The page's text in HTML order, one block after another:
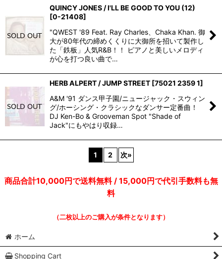
QUINCY JONES / I'LL BE GOOD TO YOU (12)
[0-21408]
"QWEST '89 Feat. Ray Charles、Chaka Khan. 御
大が80年代の締めくくりに大御所を招いて製作し
た「鉄板」人気R&B！！ ピアノと美しいメロディ
が心を打つ良い曲で…
HERB ALPERT / JUMP STREET [75021 2359 1]
A&M '91 ダンス甲子園/ニュージャック・スウィン
グ/ホーシング・クラシックなダンサー定番曲！
DJ Ken-Bo & Grooveman Spot "Shade of
Jack"にもやはり収録…
1 2 次»
商品合計10,000円で送料無料 / 15,000円で代引手数料も無
料
（二枚以上のご購入が条件となります）
ホーム
Shopping Cart